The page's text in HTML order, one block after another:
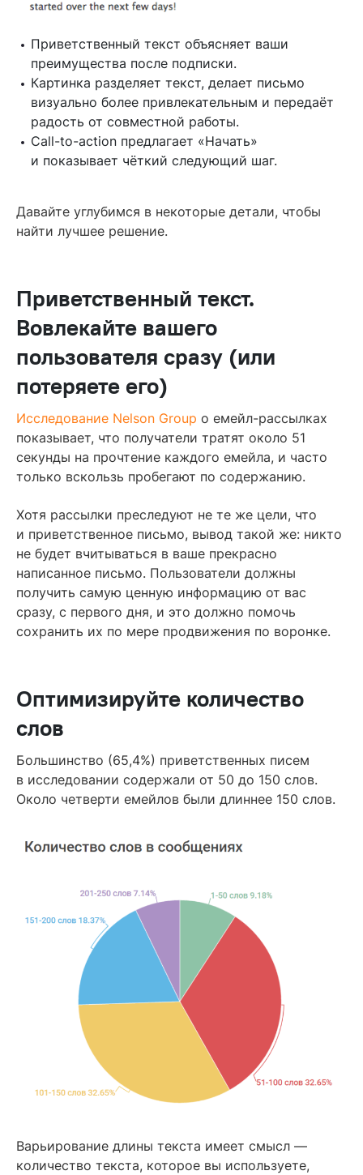
Приветственный текст объясняет ваши
преимущества после подписки.
Картинка разделяет текст, делает письмо
визуально более привлекательным и передаёт
радость от совместной работы.
Call-to-action предлагает «Начать»
и показывает чёткий следующий шаг.
Давайте углубимся в некоторые детали, чтобы
найти лучшее решение.
Приветственный текст.
Вовлекайте вашего
пользователя сразу (или
потеряете его)
Исследование Nelson Group о емейл-рассылках
показывает, что получатели тратят около 51
секунды на прочтение каждого емейла, и часто
только вскользь пробегают по содержанию.
Хотя рассылки преследуют не те же цели, что
и приветственное письмо, вывод такой же: никто
не будет вчитываться в ваше прекрасно
написанное письмо. Пользователи должны
получить самую ценную информацию от вас
сразу, с первого дня, и это должно помочь
сохранить их по мере продвижения по воронке.
Оптимизируйте количество
слов
Большинство (65,4%) приветственных писем
в исследовании содержали от 50 до 150 слов.
Около четверти емейлов были длиннее 150 слов.
Варьирование длины текста имеет смысл —
количество текста, которое вы используете,